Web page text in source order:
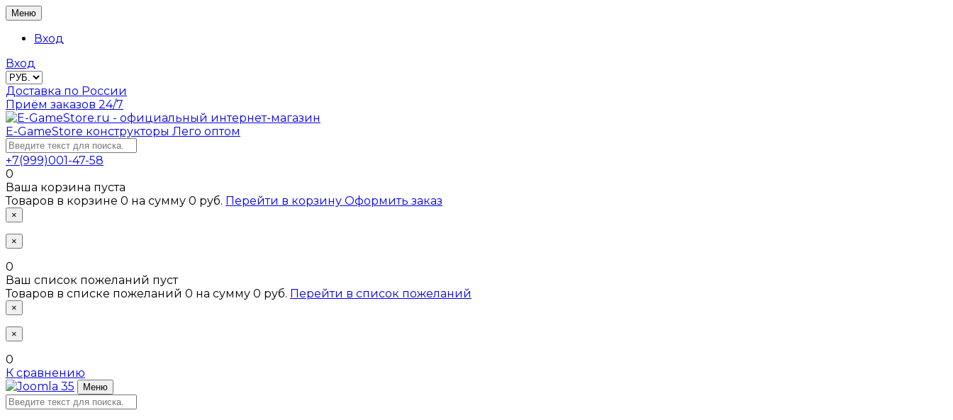
Меню
Вход
Вход
Доставка по России
Приём заказов 24/7
E-GameStore конструкторы Лего оптом
+7(999)001-47-58
0
Ваша корзина пуста
Товаров в корзине 0 на сумму 0 руб. Перейти в корзину Оформить заказ
×
×
0
Ваш список пожеланий пуст
Товаров в списке пожеланий 0 на сумму 0 руб. Перейти в список пожеланий
×
×
0
К сравнению
Меню